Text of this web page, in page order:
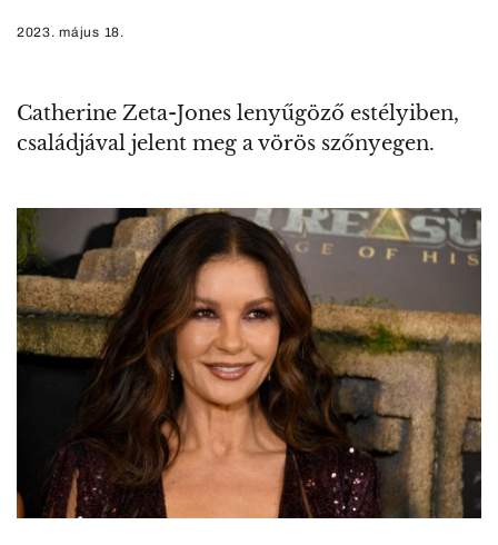
2023. május 18.
Catherine Zeta-Jones lenyűgöző estélyiben,
családjával jelent meg a vörös szőnyegen.